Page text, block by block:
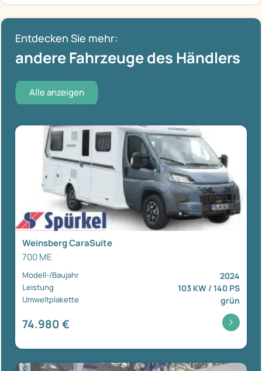
Entdecken Sie mehr:
andere Fahrzeuge des Händlers
Alle anzeigen
Weinsberg CaraSuite
700 ME
Modell-/Baujahr 2024
Leistung 103 KW / 140 PS
Umweltplakette grün
74.980 €